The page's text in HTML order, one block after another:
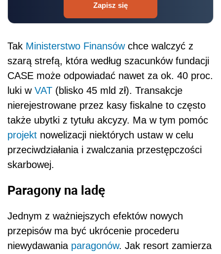
Zapisz się
Tak Ministerstwo Finansówchce walczyć z
szarą strefą, która według szacunków fundacji
CASE może odpowiadać nawet za ok. 40 proc.
luki w VAT (blisko 45 mld zł). Transakcje
nierejestrowane przez kasy fiskalne to często
także ubytki z tytułu akcyzy. Ma w tym pomóc
projekt nowelizacji niektórych ustaw w celu
przeciwdziałania i zwalczania przestępczości
skarbowej.
Paragony na ladę
Jednym z ważniejszych efektów nowych
przepisów ma być ukrócenie procederu
niewydawania paragonów. Jak resort zamierza